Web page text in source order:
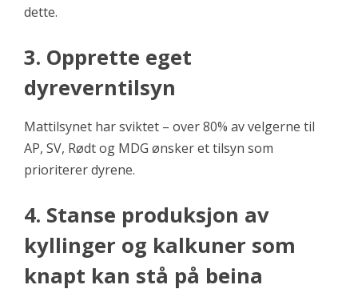
dette.
3. Opprette eget
dyreverntilsyn
Mattilsynet har sviktet – over 80% av velgerne til
AP, SV, Rødt og MDG ønsker et tilsyn som
prioriterer dyrene.
4. Stanse produksjon av
kyllinger og kalkuner som
knapt kan stå på beina